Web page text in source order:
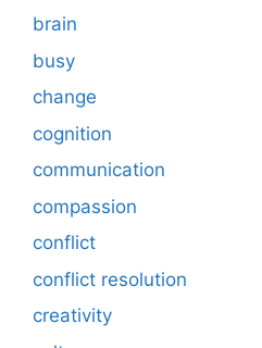
brain
busy
change
cognition
communication
compassion
conflict
conflict resolution
creativity